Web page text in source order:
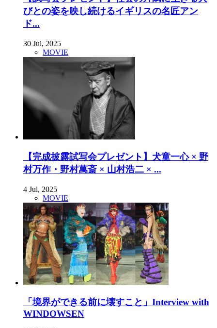
びとの姿を映し続けるイギリスの名匠アン
ド...
30 Jul, 2025
MOVIE
【完成披露試写会プレゼント】犬童一心 × 野
村万作・野村萬斎 × 山村浩二 × ...
4 Jul, 2025
MOVIE
「境界ができる前に壊すこと」Interview with
WINDOWSEN